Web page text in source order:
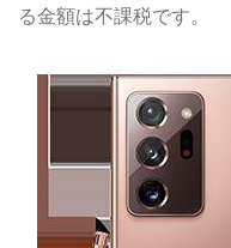
る金額は不課税です。